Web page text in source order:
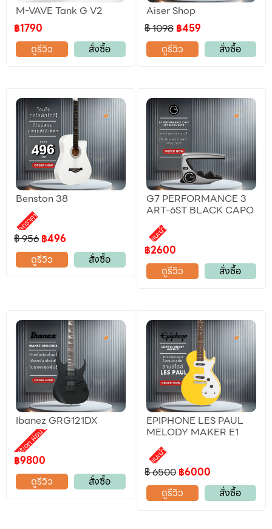
M-VAVE Tank G V2
฿1790
ดูรีวิว
สั่งซื้อ
Aiser Shop
฿ 1098 ฿459
ดูรีวิว
สั่งซื้อ
Benston 38
ลดราคา
฿ 956 ฿496
ดูรีวิว
สั่งซื้อ
G7 PERFORMANCE 3
ART-6ST BLACK CAPO
แนะนำ
฿2600
ดูรีวิว
สั่งซื้อ
Ibanez GRG121DX
Promotion ผ่อน 0%
฿9800
ดูรีวิว
สั่งซื้อ
EPIPHONE LES PAUL
MELODY MAKER E1
แนะนำ
฿ 6500 ฿6000
ดูรีวิว
สั่งซื้อ